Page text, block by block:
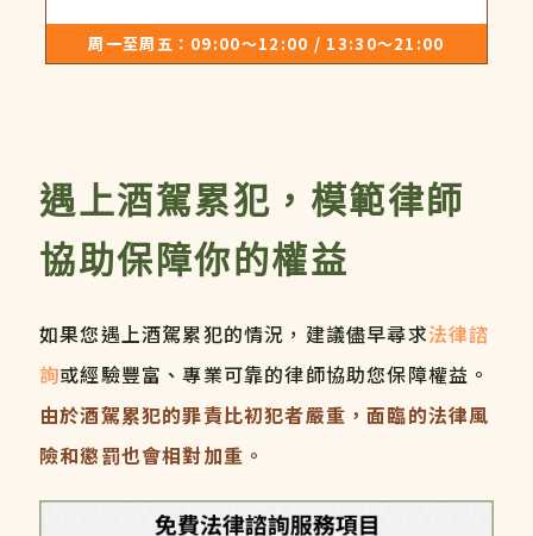
周一至周五：09:00～12:00 / 13:30～21:00
遇上酒駕累犯，模範律師
協助保障你的權益
如果您遇上酒駕累犯的情況，建議儘早尋求法律諮
詢或經驗豐富、專業可靠的律師協助您保障權益。
由於酒駕累犯的罪責比初犯者嚴重，面臨的法律風
險和懲罰也會相對加重。